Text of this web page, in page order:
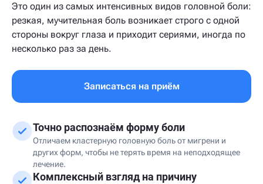
Это один из самых интенсивных видов головной боли:
резкая, мучительная боль возникает строго с одной
стороны вокруг глаза и приходит сериями, иногда по
несколько раз за день.
Записаться на приём
Точно распознаём форму боли
Отличаем кластерную головную боль от мигрени и
других форм, чтобы не терять время на неподходящее
лечение.
Комплексный взгляд на причину